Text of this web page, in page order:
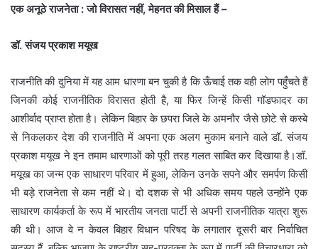
एक अनूठे राजनेता : जो विरासत नहीं, मेहनत की मिसाल हैं –
डॉ. संजय प्रकाश मयूख
राजनीति की दुनिया में यह आम धारणा बन चुकी है कि ऊँचाई तक वही लोग पहुँचते हैं
जिनकी कोई राजनीतिक विरासत होती है, या फिर जिन्हें किसी गॉडफादर का
आशीर्वाद प्राप्त होता है। लेकिन बिहार के छपरा जिले के अमनौर जैसे छोटे से कस्बे
से निकलकर देश की राजनीति में अपना एक अलग मुकाम बनाने वाले डॉ. संजय
प्रकाश मयूख ने इन तमाम धारणाओं को पूरी तरह गलत साबित कर दिखाया है।डॉ.
मयूख का जन्म एक साधारण परिवार में हुआ, लेकिन उनके सपने और समर्पण किसी
भी बड़े राजनेता से कम नहीं थे। दो दशक से भी अधिक समय पहले उन्होंने एक
साधारण कार्यकर्ता के रूप में भारतीय जनता पार्टी से अपनी राजनीतिक यात्रा शुरू
की थी। आज वे न केवल बिहार विधान परिषद के लगातार दूसरी बार निर्वाचित